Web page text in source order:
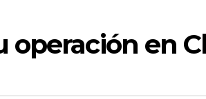
operación en